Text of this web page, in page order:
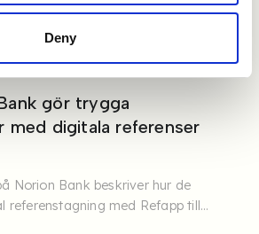
Deny
gör trygga
med digitala referenser
Norion Bank beskriver hur de
referenstagning med Refapp till